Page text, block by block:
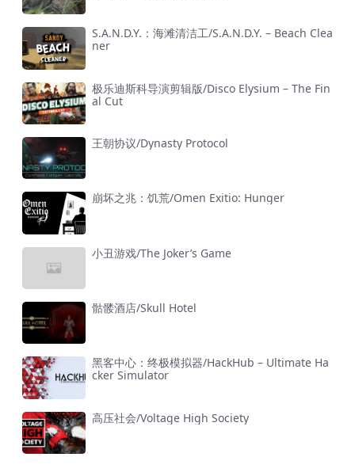
S.A.N.D.Y.：海滩清洁工/S.A.N.D.Y. – Beach Clea
ner
极乐迪斯科导演剪辑版/Disco Elysium – The Fin
al Cut
王朝协议/Dynasty Protocol
崩坏之兆：饥荒/Omen Exitio: Hunger
小丑游戏/The Joker’s Game
骷髅酒店/Skull Hotel
黑客中心：终极模拟器/HackHub – Ultimate Ha
cker Simulator
高压社会/Voltage High Society